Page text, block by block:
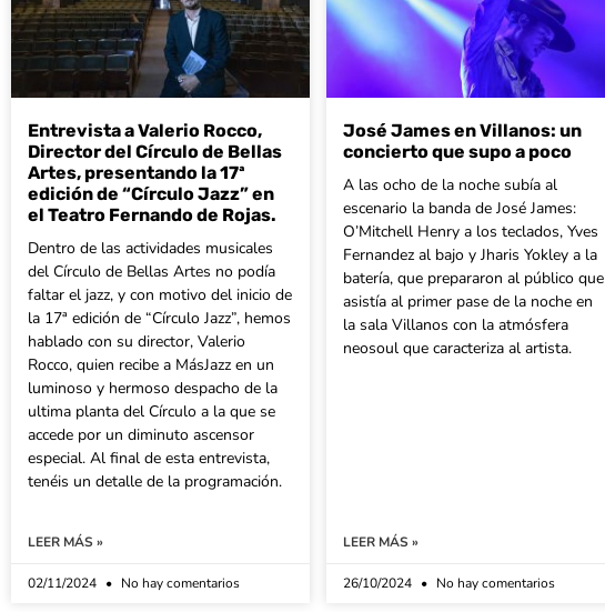
Entrevista a Valerio Rocco,
Director del Círculo de Bellas
Artes, presentando la 17ª
edición de “Círculo Jazz” en
el Teatro Fernando de Rojas.
Dentro de las actividades musicales
del Círculo de Bellas Artes no podía
faltar el jazz, y con motivo del inicio de
la 17ª edición de “Círculo Jazz”, hemos
hablado con su director, Valerio
Rocco, quien recibe a MásJazz en un
luminoso y hermoso despacho de la
ultima planta del Círculo a la que se
accede por un diminuto ascensor
especial. Al final de esta entrevista,
tenéis un detalle de la programación.
LEER MÁS »
02/11/2024 No hay comentarios
José James en Villanos: un
concierto que supo a poco
A las ocho de la noche subía al
escenario la banda de José James:
O’Mitchell Henry a los teclados, Yves
Fernandez al bajo y Jharis Yokley a la
batería, que prepararon al público que
asistía al primer pase de la noche en
la sala Villanos con la atmósfera
neosoul que caracteriza al artista.
LEER MÁS »
26/10/2024 No hay comentarios